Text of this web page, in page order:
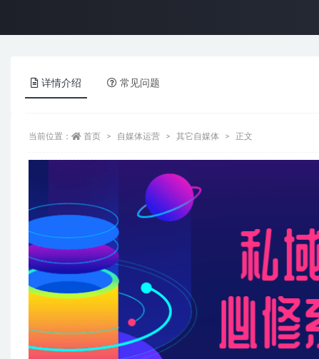
详情介绍 常见问题
当前位置： 首页 自媒体运营 其它自媒体 正文